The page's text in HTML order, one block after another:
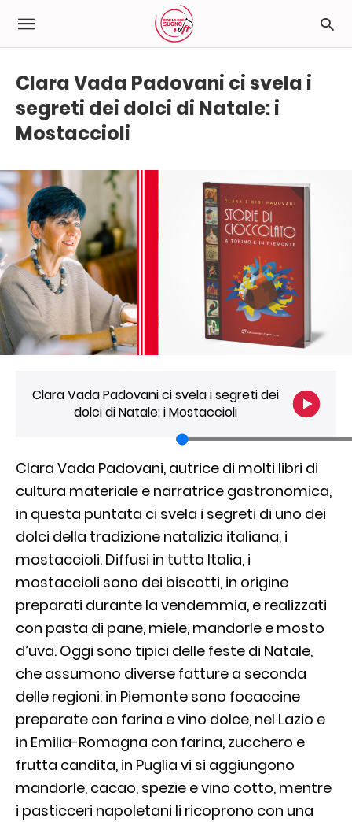
Clara Vada Padovani ci svela i
segreti dei dolci di Natale: i
Mostaccioli
Clara Vada Padovani ci svela i segreti dei
dolci di Natale: i Mostaccioli
Clara Vada Padovani, autrice di molti libri di
cultura materiale e narratrice gastronomica,
in questa puntata ci svela i segreti di uno dei
dolci della tradizione natalizia italiana, i
mostaccioli. Diffusi in tutta Italia, i
mostaccioli sono dei biscotti, in origine
preparati durante la vendemmia, e realizzati
con pasta di pane, miele, mandorle e mosto
d’uva. Oggi sono tipici delle feste di Natale,
che assumono diverse fatture a seconda
delle regioni: in Piemonte sono focaccine
preparate con farina e vino dolce, nel Lazio e
in Emilia-Romagna con farina, zucchero e
frutta candita, in Puglia vi si aggiungono
mandorle, cacao, spezie e vino cotto, mentre
i pasticceri napoletani li ricoprono con una